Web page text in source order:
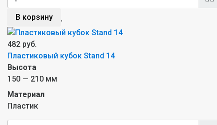
В корзину
482 руб.
Пластиковый кубок Stand 14
Высота
150 — 210 мм
Материал
Пластик